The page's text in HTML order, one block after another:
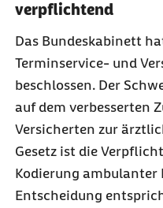
verpflichtend
Das Bundeskabinett
Terminservice- und
beschlossen. Der
auf dem verbesserten
Versicherten zur
Gesetz ist die
Kodierung ambulanter
Entscheidung